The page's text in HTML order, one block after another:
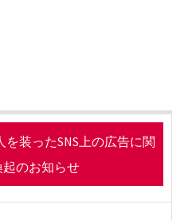
装ったSNS上の広告に関
のお知らせ